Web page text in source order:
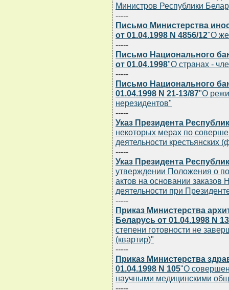
Министров Республики
-----
Письмо Министерства
от 01.04.1998 N 4856/12"О
-----
Письмо Национального
от 01.04.1998"О странах -
-----
Письмо Национального
01.04.1998 N 21-13/87"О
нерезидентов"
-----
Указ Президента
некоторых мерах по
деятельности крестьянских
-----
Указ Президента
утверждении Положения о
актов на основании
деятельности при
-----
Приказ Министерства
Беларусь от 01.04.1998 N
степени готовности не
(квартир)"
-----
Приказ Министерства
01.04.1998 N 105"О
научными медицинскими
-----